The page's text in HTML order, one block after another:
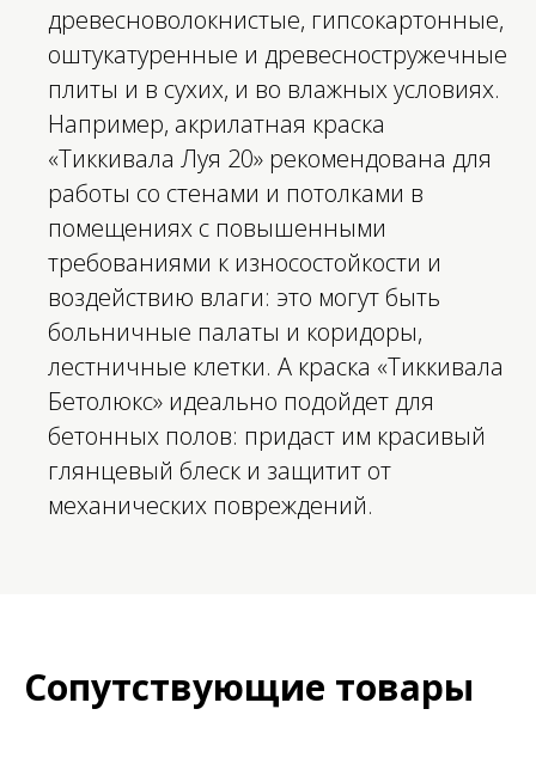
древесноволокнистые, гипсокартонные,
оштукатуренные и древесностружечные
плиты и в сухих, и во влажных условиях.
Например, акрилатная краска
«Тиккивала Луя 20» рекомендована для
работы со стенами и потолками в
помещениях с повышенными
требованиями к износостойкости и
воздействию влаги: это могут быть
больничные палаты и коридоры,
лестничные клетки. А краска «Тиккивала
Бетолюкс» идеально подойдет для
бетонных полов: придаст им красивый
глянцевый блеск и защитит от
механических повреждений.
Сопутствующие товары